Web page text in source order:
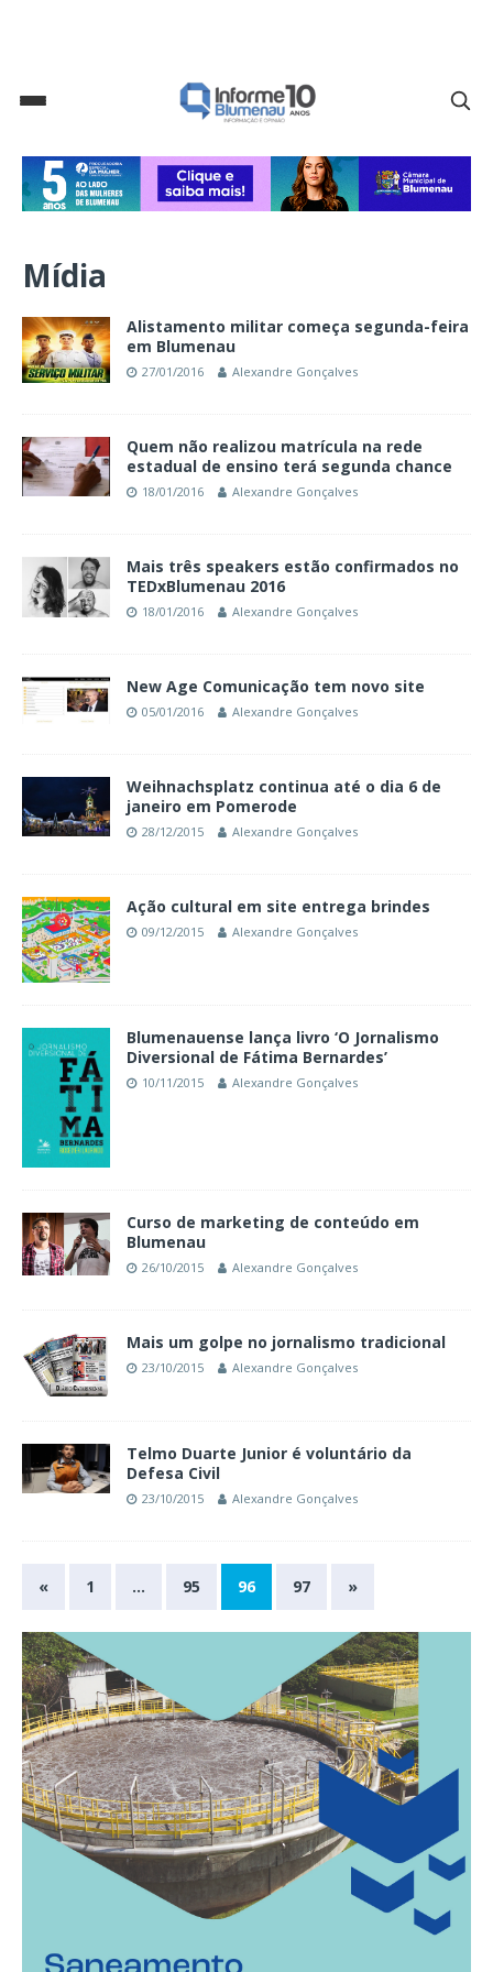
Mídia
Alistamento militar começa segunda-feira
em Blumenau
27/01/2016 Alexandre Gonçalves
Quem não realizou matrícula na rede
estadual de ensino terá segunda chance
18/01/2016 Alexandre Gonçalves
Mais três speakers estão confirmados no
TEDxBlumenau 2016
18/01/2016 Alexandre Gonçalves
New Age Comunicação tem novo site
05/01/2016 Alexandre Gonçalves
Weihnachsplatz continua até o dia 6 de
janeiro em Pomerode
28/12/2015 Alexandre Gonçalves
Ação cultural em site entrega brindes
09/12/2015 Alexandre Gonçalves
Blumenauense lança livro ‘O Jornalismo
Diversional de Fátima Bernardes’
10/11/2015 Alexandre Gonçalves
Curso de marketing de conteúdo em
Blumenau
26/10/2015 Alexandre Gonçalves
Mais um golpe no jornalismo tradicional
23/10/2015 Alexandre Gonçalves
Telmo Duarte Junior é voluntário da
Defesa Civil
23/10/2015 Alexandre Gonçalves
« 1 … 95 96 97 »